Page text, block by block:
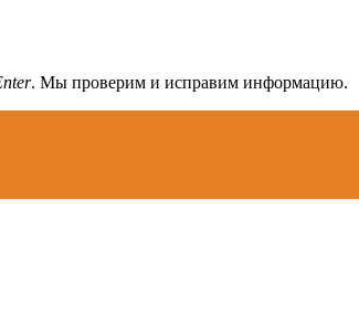
. Мы проверим и исправим информацию.